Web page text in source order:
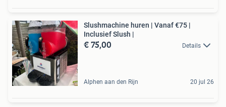
Slushmachine huren | Vanaf €75 |
Inclusief Slush |
€ 75,00 Details
Alphen aan den Rijn 20 jul 26